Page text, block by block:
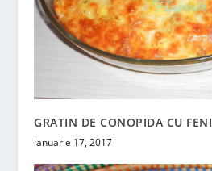
GRATIN DE CONOPIDA CU
ianuarie 17, 2017